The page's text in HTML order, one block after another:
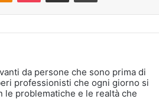
da persone che sono prima di
professionisti che ogni giorno si
le problematiche e le realtà che